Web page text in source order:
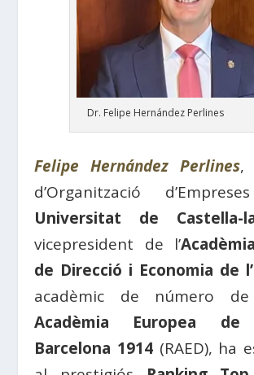
Dr. Felipe Hernández Perlines
Felipe Hernández Perlines,
d’Organització
Universitat de Castella-
vicepresident de l’
de Direcció i Economia de
acadèmic de número
Acadèmia Europea de
Barcelona 1914 (RAED), ha